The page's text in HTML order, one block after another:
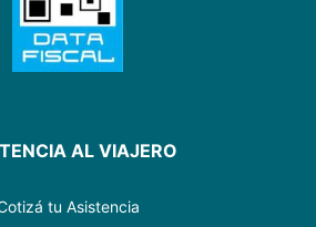
AL VIAJERO
tu Asistencia